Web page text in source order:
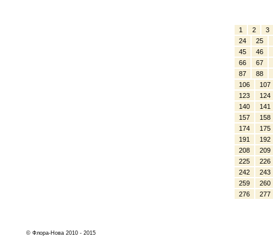
1 2
3
24
25
45
46
66
67
87
88
106
107
123
124
140
141
157
158
174
175
191
192
208
209
225
226
242
243
259
260
276
277
© Флора-Нова 2010 - 2015